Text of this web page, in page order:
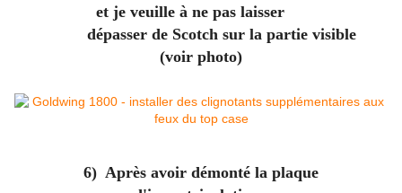
et je veuille à ne pas laisser
dépasser de Scotch sur la partie visible
(voir photo)
6) Après avoir démonté la plaque